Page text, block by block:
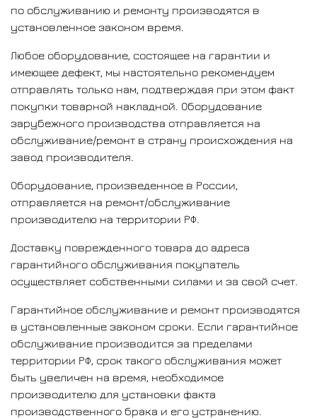
по обслуживанию и ремонту производятся в
установленное законом время.
Любое оборудование, состоящее на гарантии и
имеющее дефект, мы настоятельно рекомендуем
отправлять только нам, подтверждая при этом факт
покупки товарной накладной. Оборудование
зарубежного производства отправляется на
обслуживание/ремонт в страну происхождения на
завод производителя.
Оборудование, произведенное в России,
отправляется на ремонт/обслуживание
производителю на территории РФ.
Доставку поврежденного товара до адреса
гарантийного обслуживания покупатель
осуществляет собственными силами и за свой счет.
Гарантийное обслуживание и ремонт производятся
в установленные законом сроки. Если гарантийное
обслуживание производится за пределами
территории РФ, срок такого обслуживания может
быть увеличен на время, необходимое
производителю для установки факта
производственного брака и его устранению.